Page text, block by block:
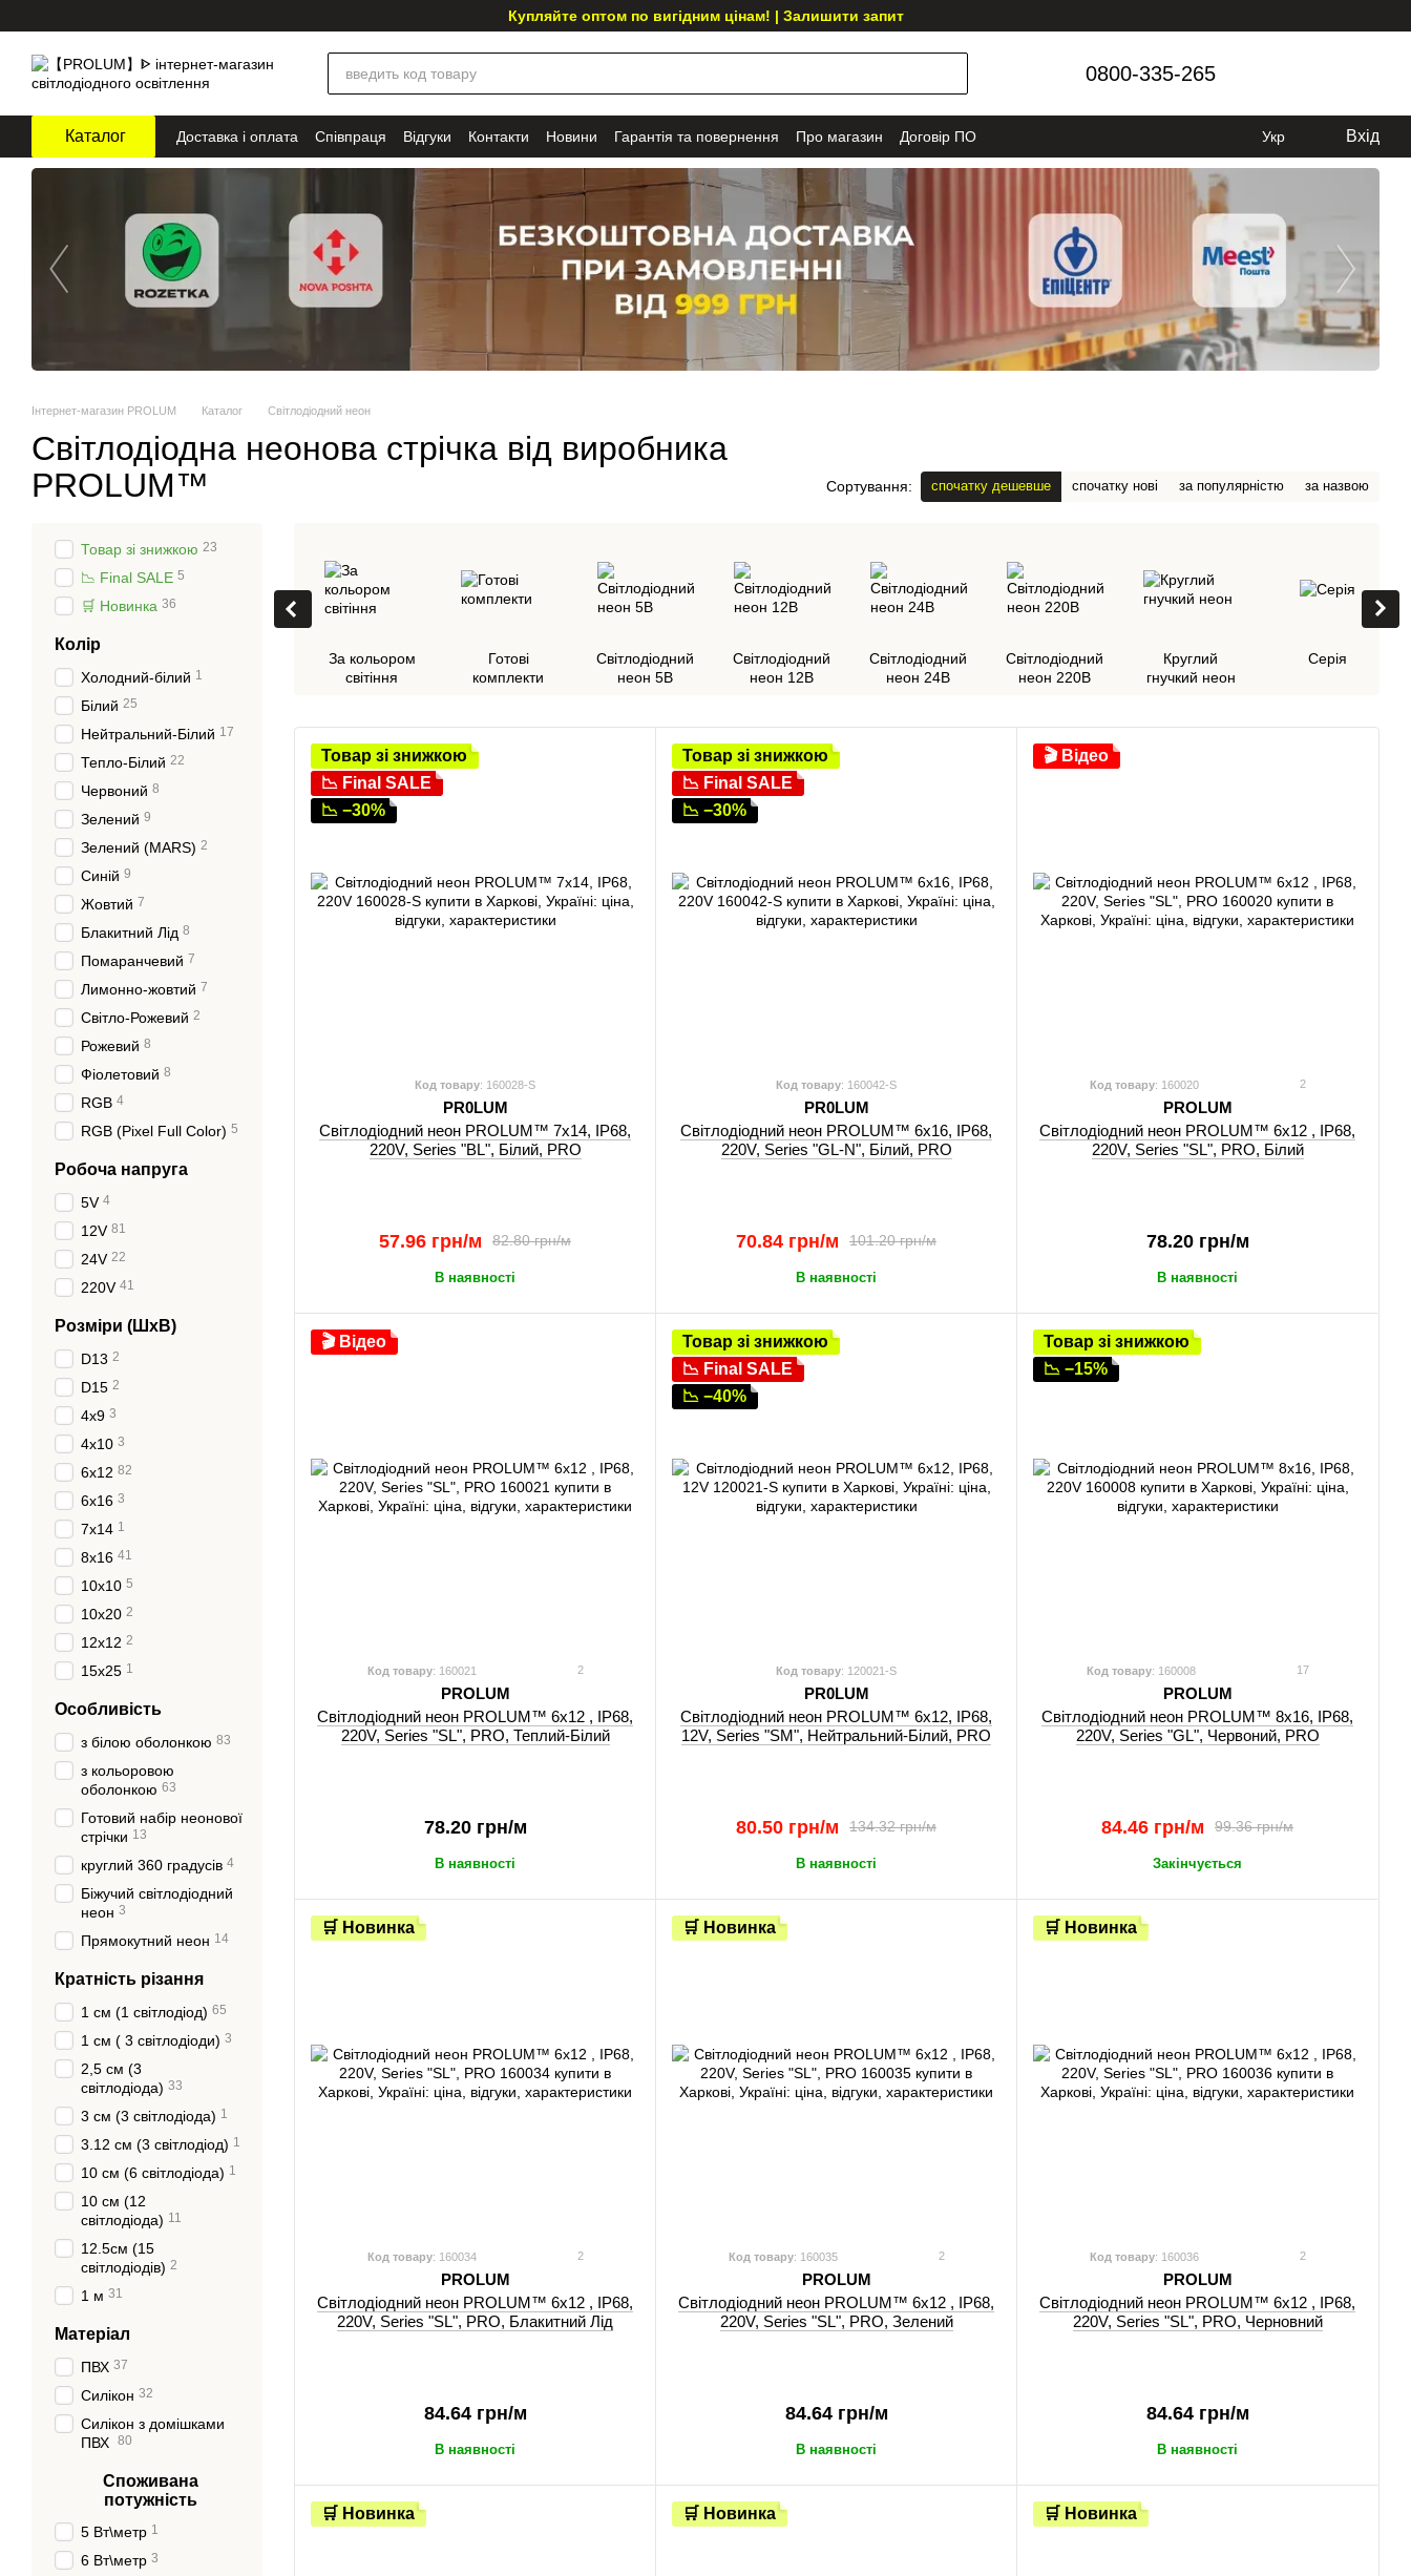
Купляйте оптом по вигідним цінам! | Залишити запит
0800-335-265
Каталог Доставка і оплата Співпраця Відгуки Контакти Новини Гарантія та повернення Про магазин Договір ПО Укр Вхід
Інтернет-магазин PROLUM Каталог Світлодіодний неон
Світлодіодна неонова стрічка від виробника
PROLUM™
Сортування: спочатку дешевше спочатку нові за популярністю за назвою
За кольором
світіння
Готові
комплекти
Світлодіодний
неон 5В
Світлодіодний
неон 12В
Світлодіодний
неон 24В
Світлодіодний
неон 220В
Круглий
гнучкий неон
Серія
Товар зі знижкою
📉 Final SALE
📉 −30%
Код товару: 160028-S
PR0LUM
Світлодіодний неон PROLUM™ 7x14, IP68,
220V, Series "BL", Білий, PRO
82.80 грн/м
57.96 грн/м
В наявності
Товар зі знижкою
📉 Final SALE
📉 −30%
Код товару: 160042-S
PR0LUM
Світлодіодний неон PROLUM™ 6x16, IP68,
220V, Series "GL-N", Білий, PRO
101.20 грн/м
70.84 грн/м
В наявності
🎬 Відео
Код товару: 160020 2
PROLUM
Світлодіодний неон PROLUM™ 6x12 , IP68,
220V, Series "SL", PRO, Білий
78.20 грн/м
В наявності
🎬 Відео
Код товару: 160021 2
PROLUM
Світлодіодний неон PROLUM™ 6x12 , IP68,
220V, Series "SL", PRO, Теплий-Білий
78.20 грн/м
В наявності
Товар зі знижкою
📉 Final SALE
📉 −40%
Код товару: 120021-S
PR0LUM
Світлодіодний неон PROLUM™ 6x12, IP68,
12V, Series "SM", Нейтральний-Білий, PRO
134.32 грн/м
80.50 грн/м
В наявності
Товар зі знижкою
📉 −15%
Код товару: 160008 17
PROLUM
Світлодіодний неон PROLUM™ 8x16, IP68,
220V, Series "GL", Червоний, PRO
99.36 грн/м
84.46 грн/м
Закінчується
🛒 Новинка
Код товару: 160034 2
PROLUM
Світлодіодний неон PROLUM™ 6x12 , IP68,
220V, Series "SL", PRO, Блакитний Лід
84.64 грн/м
В наявності
🛒 Новинка
Код товару: 160035 2
PROLUM
Світлодіодний неон PROLUM™ 6x12 , IP68,
220V, Series "SL", PRO, Зелений
84.64 грн/м
В наявності
🛒 Новинка
Код товару: 160036 2
PROLUM
Світлодіодний неон PROLUM™ 6x12 , IP68,
220V, Series "SL", PRO, Черновний
84.64 грн/м
В наявності
🛒 Новинка 🛒 Новинка 🛒 Новинка
Товар зі знижкою 23
📉 Final SALE 5
🛒 Новинка 36
Колір
Холодний-білий 1
Білий 25
Нейтральний-Білий 17
Тепло-Білий 22
Червоний 8
Зелений 9
Зелений (MARS) 2
Синій 9
Жовтий 7
Блакитний Лід 8
Помаранчевий 7
Лимонно-жовтий 7
Світло-Рожевий 2
Рожевий 8
Фіолетовий 8
RGB 4
RGB (Pixel Full Color) 5
Робоча напруга
5V 4
12V 81
24V 22
220V 41
Розміри (ШхВ)
D13 2
D15 2
4х9 3
4х10 3
6х12 82
6х16 3
7x14 1
8х16 41
10х10 5
10х20 2
12х12 2
15x25 1
Особливість
з білою оболонкою 83
з кольоровою
оболонкою 63
Готовий набір неонової
стрічки 13
круглий 360 градусів 4
Біжучий світлодіодний
неон 3
Прямокутний неон 14
Кратність різання
1 см (1 світлодіод) 65
1 см ( 3 світлодіоди) 3
2,5 см (3
світлодіода) 33
3 см (3 світлодіода) 1
3.12 см (3 світлодіод) 1
10 см (6 світлодіода) 1
10 см (12
світлодіода) 11
12.5см (15
світлодіодів) 2
1 м 31
Матеріал
ПВХ 37
Силікон 32
Силікон з домішками
ПВХ 80
Споживана
потужність
5 Вт\метр 1
6 Вт\метр 3